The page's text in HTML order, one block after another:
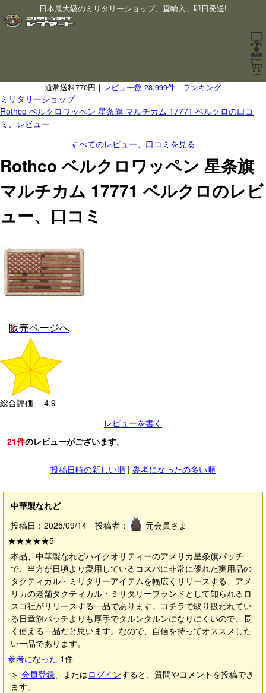
日本最大級のミリタリーショップ、直輸入、即日発送!
通常送料770円｜ レビュー数 28,999件 ｜ ランキング
ミリタリーショップ
Rothco ベルクロワッペン 星条旗 マルチカム 17771 ベルクロの口コ
ミ、レビュー
すべてのレビュー、口コミを見る
Rothco ベルクロワッペン 星条旗
マルチカム 17771 ベルクロのレビ
ュー、口コミ
販売ページへ
総合評価 4.9
レビューを書く
21件のレビューがございます。
投稿日時の新しい順 | 参考になったの多い順
中華製なれど
投稿日：2025/09/14 投稿者：
元会員さま
★★★★★5
本品、中華製なれどハイクオリティーのアメリカ星条旗パッチ
で、当方が日頃より愛用しているコスパに非常に優れた実用品の
タクティカル・ミリタリーアイテムを幅広くリリースする、アメ
リカの老舗タクティカル・ミリタリーブランドとして知られるロ
スコ社がリリースする一品であります。コチラで取り扱われてい
る日章旗パッチよりも厚手でタルンタルンになりにくいので、長
く使える一品だと思います。なので、自信を持ってオススメした
い一品であります。
参考になった 1件
＞ 会員登録、またはログインすると、質問やコメントを投稿でき
ます。